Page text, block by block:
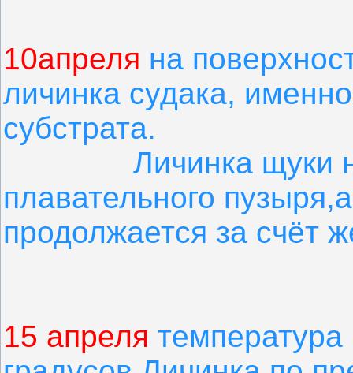
10апреля на
личинка судака,
субстрата.
Личинка щуки не
плавательного
продолжается за счёт
15 апреля температура